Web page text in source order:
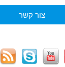
צור קשר